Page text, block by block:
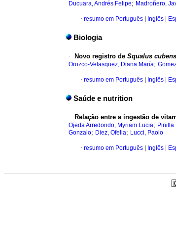
Ducuara, Andrés Felipe; Madroñero,
· resumo em Português Inglês
Biologia
· Novo registro de Squalus
Orozco-Velasquez, Diana María;
· resumo em Português Inglês
Saúde e nutrition
· Relação entre a ingestão de
Ojeda Arredondo, Myriam Lucia; Pinilla
Gonzalo; Diez, Ofelia; Lucci, Paolo
· resumo em Português Inglês